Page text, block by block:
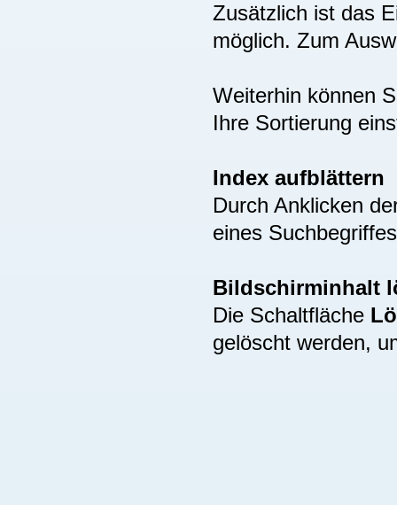
Zusätzlich ist das
möglich. Zum
Weiterhin können
Ihre Sortierung
Index aufblättern
Durch Anklicken
eines
Bildschirminhalt
Die Schaltfläche
gelöscht werden,